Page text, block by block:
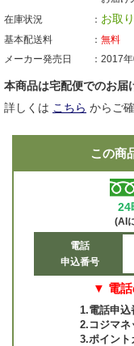
在庫状況
お取
基本配送料
無料
メーカー発売日
2017
本商品は宅配便でのお届
詳しくは こちら からご
この商
24
(AI
電話
申込番号
▼ 電話
1.電話申込
2.コジマネ
3.ポイン